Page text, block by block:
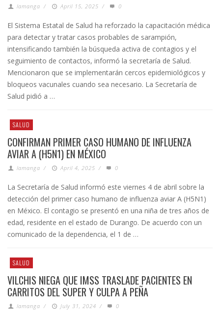
lamanga / April 15, 2025 / 0
El Sistema Estatal de Salud ha reforzado la capacitación médica
para detectar y tratar casos probables de sarampión,
intensificando también la búsqueda activa de contagios y el
seguimiento de contactos, informó la secretaría de Salud.
Mencionaron que se implementarán cercos epidemiológicos y
bloqueos vacunales cuando sea necesario. La Secretaría de
Salud pidió a …
SALUD
CONFIRMAN PRIMER CASO HUMANO DE INFLUENZA
AVIAR A (H5N1) EN MÉXICO
lamanga / April 4, 2025 / 0
La Secretaría de Salud informó este viernes 4 de abril sobre la
detección del primer caso humano de influenza aviar A (H5N1)
en México. El contagio se presentó en una niña de tres años de
edad, residente en el estado de Durango. De acuerdo con un
comunicado de la dependencia, el 1 de …
SALUD
VILCHIS NIEGA QUE IMSS TRASLADE PACIENTES EN
CARRITOS DEL SUPER Y CULPA A PEÑA
lamanga / July 31, 2024 / 0